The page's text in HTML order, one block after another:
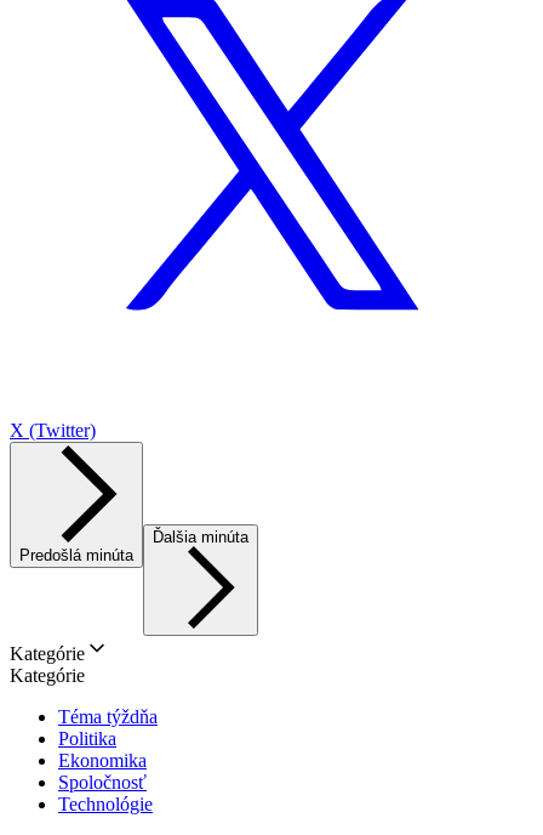
X (Twitter)
Predošlá minúta
Ďalšia minúta
Kategórie
Kategórie
Téma týždňa
Politika
Ekonomika
Spoločnosť
Technológie